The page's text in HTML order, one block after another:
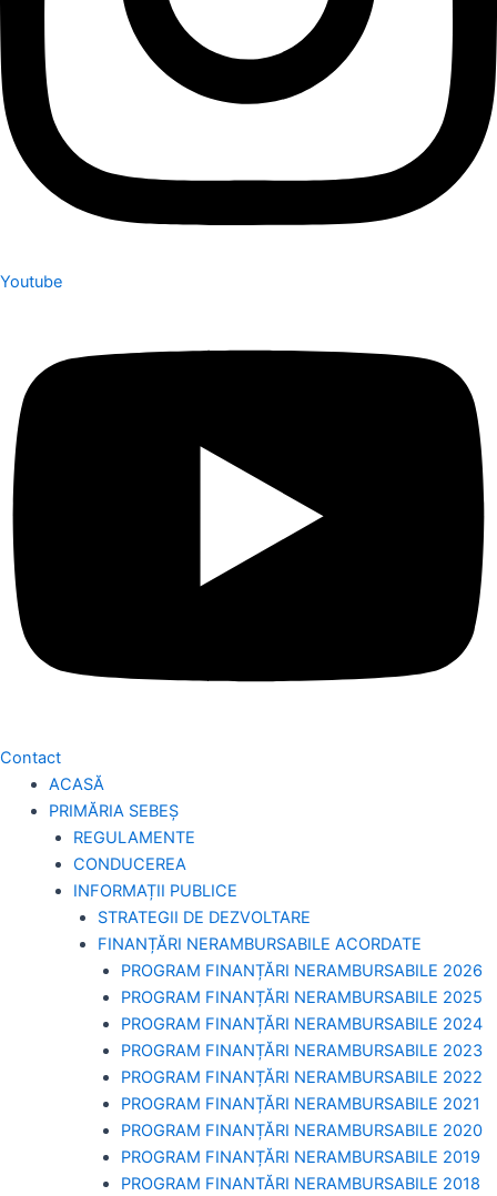
Youtube
Contact
ACASĂ
PRIMĂRIA SEBEȘ
REGULAMENTE
CONDUCEREA
INFORMAȚII PUBLICE
STRATEGII DE DEZVOLTARE
FINANȚĂRI NERAMBURSABILE ACORDATE
PROGRAM FINANȚĂRI NERAMBURSABILE 2026
PROGRAM FINANȚĂRI NERAMBURSABILE 2025
PROGRAM FINANȚĂRI NERAMBURSABILE 2024
PROGRAM FINANȚĂRI NERAMBURSABILE 2023
PROGRAM FINANȚĂRI NERAMBURSABILE 2022
PROGRAM FINANȚĂRI NERAMBURSABILE 2021
PROGRAM FINANȚĂRI NERAMBURSABILE 2020
PROGRAM FINANȚĂRI NERAMBURSABILE 2019
PROGRAM FINANTĂRI NERAMBURSABILE 2018